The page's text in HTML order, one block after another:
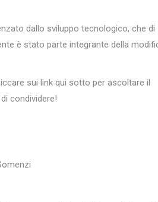
dallo sviluppo tecnologico, che di
è stato parte integrante della
sui link qui sotto per ascoltare il
condividere!